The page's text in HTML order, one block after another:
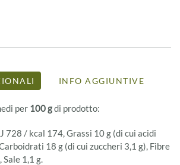
INFO AGGIUNTIVE
per 100 gdi prodotto:
728 / kcal 174, Grassi 10 g (di cui acidi
18 g (di cui zuccheri 3,1 g), Fibre
Sale 1,1 g.